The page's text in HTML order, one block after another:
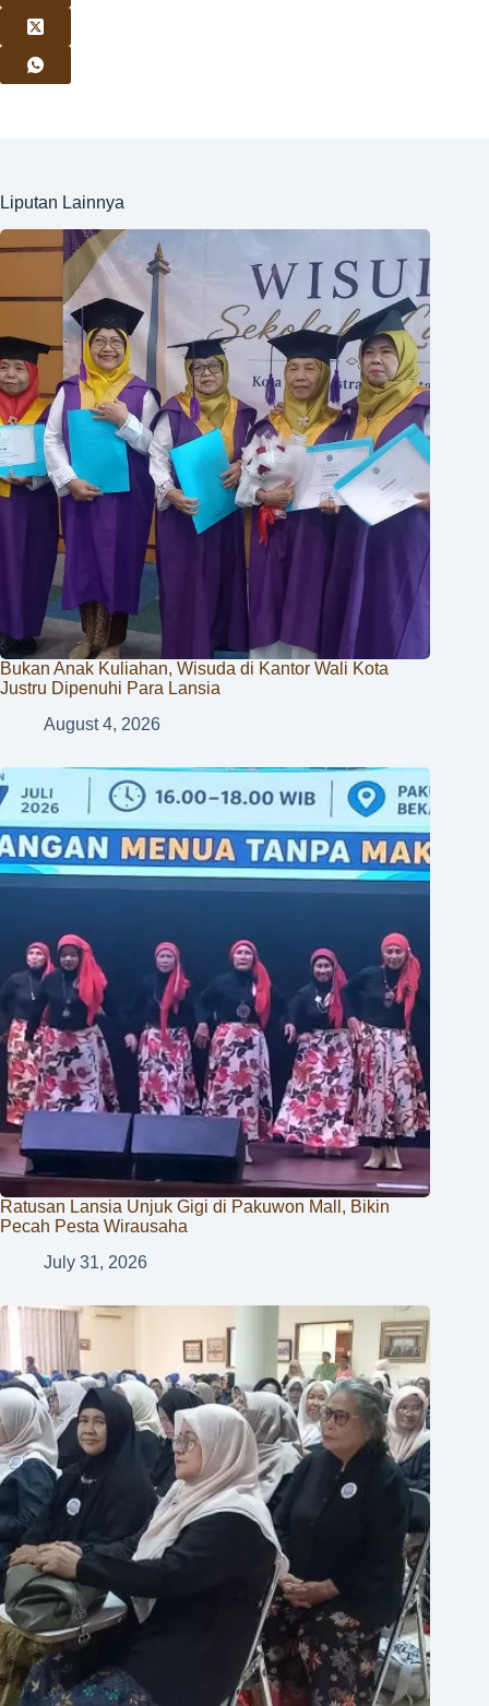
Liputan Lainnya
Bukan Anak Kuliahan, Wisuda di Kantor Wali Kota
Justru Dipenuhi Para Lansia
August 4, 2026
Ratusan Lansia Unjuk Gigi di Pakuwon Mall, Bikin
Pecah Pesta Wirausaha
July 31, 2026